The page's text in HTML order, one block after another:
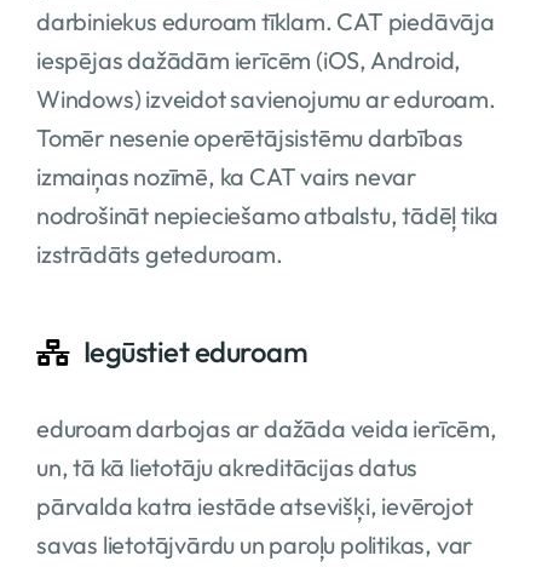
darbiniekus eduroam tīklam. CAT piedāvāja
iespējas dažādām ierīcēm (iOS, Android,
Windows) izveidot savienojumu ar eduroam.
Tomēr nesenie operētājsistēmu darbības
izmaiņas nozīmē, ka CAT vairs nevar
nodrošināt nepieciešamo atbalstu, tādēļ tika
izstrādāts geteduroam.
Iegūstiet eduroam
eduroam darbojas ar dažāda veida ierīcēm,
un, tā kā lietotāju akreditācijas datus
pārvalda katra iestāde atsevišķi, ievērojot
savas lietotājvārdu un paroļu politikas, var